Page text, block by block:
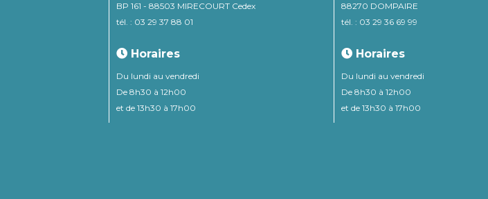
BP 161 - 88503 MIRECOURT Cedex
tél. : 03 29 37 88 01
Horaires
Du lundi au vendredi
De 8h30 à 12h00
et de 13h30 à 17h00
88270 DOMPAIRE
tél. : 03 29 36 69 99
Horaires
Du lundi au vendredi
De 8h30 à 12h00
et de 13h30 à 17h00